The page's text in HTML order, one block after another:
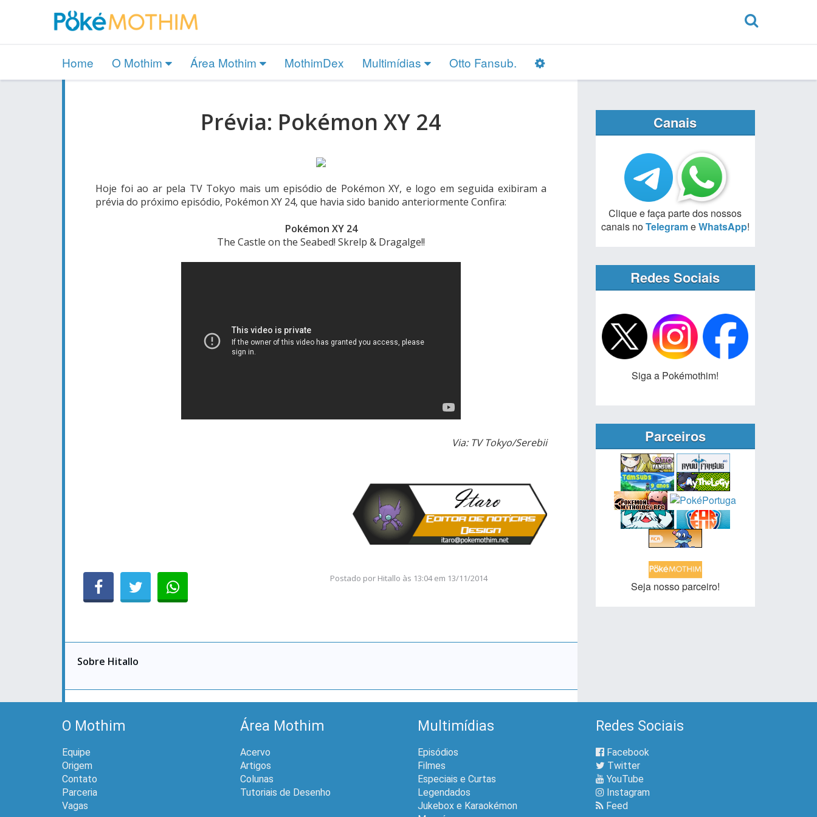
Home O Mothim Área Mothim MothimDex Multimídias Otto Fansub.
Prévia: Pokémon XY 24
Hoje foi ao ar pela TV Tokyo mais um episódio de Pokémon XY, e logo em seguida exibiram a
prévia do próximo episódio, Pokémon XY 24, que havia sido banido anteriormente Confira:
Pokémon XY 24
The Castle on the Seabed! Skrelp & Dragalge!!
Via: TV Tokyo/Serebii
Postado por Hitallo às 13:04 em 13/11/2014
Sobre Hitallo
Canais
Clique e faça parte dos nossos
canais noTelegrameWhatsApp!
Redes Sociais
Siga a Pokémothim!
Parceiros
Seja nosso parceiro!
O Mothim
Equipe
Origem
Contato
Parceria
Vagas
Área Mothim
Acervo
Artigos
Colunas
Tutoriais de Desenho
Multimídias
Episódios
Filmes
Especiais e Curtas
Legendados
Jukebox e Karaokémon
Redes Sociais
Facebook
Twitter
YouTube
Instagram
Feed